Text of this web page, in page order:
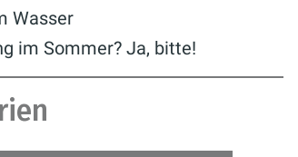
Wasser
im Sommer? Ja, bitte!